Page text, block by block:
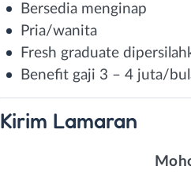
Bersedia menginap
Pria/wanita
Fresh graduate
Benefit gaji 3 – 4 juta/
Kirim Lamaran